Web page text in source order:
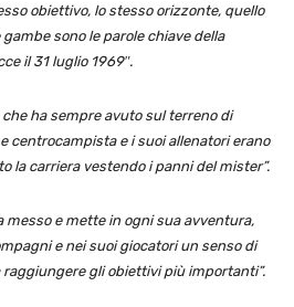
obiettivo, lo stesso orizzonte, quello
sono le parole chiave della
il 31 luglio 1969″.
ha sempre avuto sul terreno di
centrocampista e i suoi allenatori erano
la carriera vestendo i panni del mister”.
messo e mette in ogni sua avventura,
e nei suoi giocatori un senso di
gli obiettivi più importanti”.